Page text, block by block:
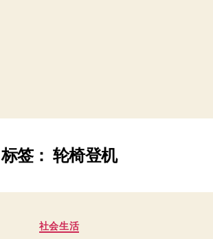
标签： 轮椅登机
分
社会生活